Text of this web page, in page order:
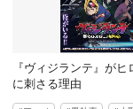
『ヴィジランテ』が
に刺さる理由